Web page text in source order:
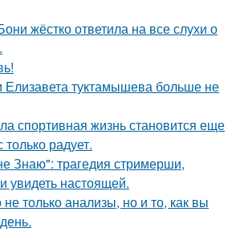
жёстко ответила на все слухи о
Елизавета туктамышева больше не
спортивная жизнь становится еще
радует.
Знаю": трагедия стримерши,
увидеть настоящей.
только анализы, но и то, как вы